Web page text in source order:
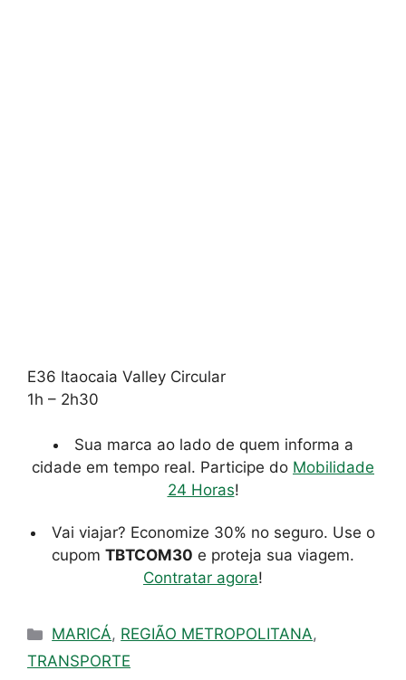
E36 Itaocaia Valley Circular
1h – 2h30
Sua marca ao lado de quem informa a
cidade em tempo real. Participe do Mobilidade
24 Horas!
Vai viajar? Economize 30% no seguro. Use o
cupom TBTCOM30 e proteja sua viagem.
Contratar agora!
Categorias
MARICÁ, REGIÃO METROPOLITANA,
TRANSPORTE